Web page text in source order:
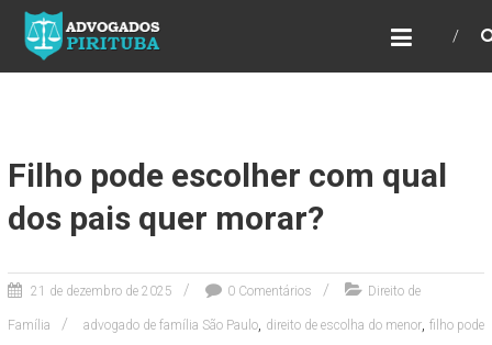
ADVOGADOS PIRITUBA
Precisando de advogado? Entre em contato!
Fazemos toda a assessoria que você
Filho pode escolher com qual
dos pais quer morar?
21 de dezembro de 2025 0 Comentários Direito de
Família advogado de família São Paulo, direito de escolha do menor, filho pode